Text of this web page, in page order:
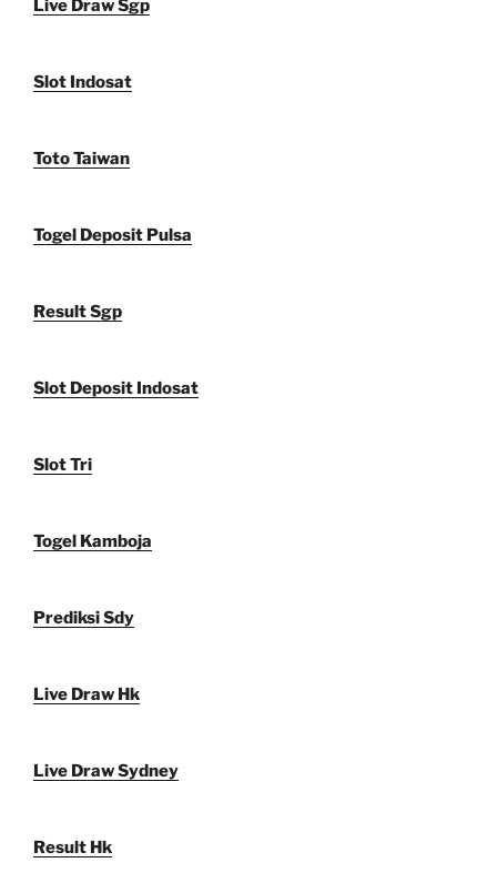
Live Draw Sgp
Slot Indosat
Toto Taiwan
Togel Deposit Pulsa
Result Sgp
Slot Deposit Indosat
Slot Tri
Togel Kamboja
Prediksi Sdy
Live Draw Hk
Live Draw Sydney
Result Hk